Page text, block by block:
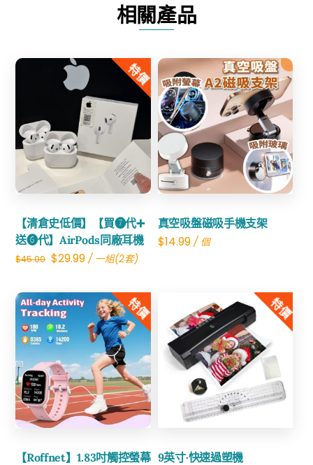
數
相關產品
特價
【清倉史低價】【買❼代➕
送❻代】AirPods同廠耳機
$45.00 Original
was:
$45.00.
$29.99Current
is:
$29.99.
/ 一組(2套)
Share
真空吸盤磁吸手機支架
$14.99/ 個
Share
特價
【Roffnet】1.83吋觸控螢幕
Share
特價
9英寸·快速過塑機
Share